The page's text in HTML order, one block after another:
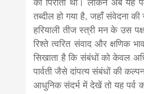
को पिरोती थीं। लेकिन अब यह
तब्दील हो गया है, जहाँ संवेदना
हरियाली तीज स्त्री मन के उस
रिश्ते त्वरित संवाद और क्षणिक
सिखाता है कि संबंधों को केवल
पार्वती जैसे दांपत्य संबंधों की
आधुनिक संदर्भ में देखें तो यह पर्व